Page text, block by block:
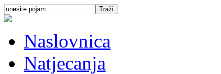
Naslovnica
Natjecanja